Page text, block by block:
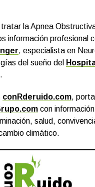
la Apnea
información profesional
, especialista en
del sueño del
.
conRderuido.com,
con
salud,
climático.